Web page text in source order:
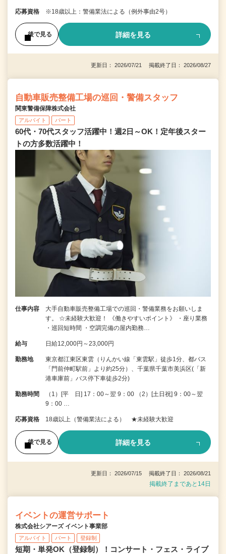
応募資格 ※18歳以上：警備業法による（例外事由2号）
後で見る 詳細を見る
更新日： 2026/07/21 掲載終了日： 2026/08/27
自動車販売整備工場の巡回・警備スタッフ
関東警備保障株式会社
アルバイト パート
60代・70代スタッフ活躍中！週2日～OK！定年後スター
トの方多数活躍中！
仕事内容
大手自動車販売整備工場での巡回・警備業務をお願いしま
す。 ☆未経験大歓迎！ 《働きやすいポイント》 ・座り業務
・巡回短時間 ・空調完備の屋内勤務…
給与 日給12,000円～23,000円
勤務地
東京都江東区東雲（りんかい線「東雲駅」徒歩1分、都バス
「門前仲町駅前」より約25分）、千葉県千葉市美浜区(「新
港車庫前」バス停下車徒歩2分)
勤務時間
（1）[平 日] 17：00～翌 9：00 （2）[土日祝] 9：00～翌
9：00 …
応募資格 18歳以上（警備業法による） ★未経験大歓迎
後で見る 詳細を見る
更新日： 2026/07/15 掲載終了日： 2026/08/21
掲載終了まであと14日
イベントの運営サポート
株式会社シアーズ イベント事業部
アルバイト パート 登録制
短期・単発OK（登録制）！コンサート・フェス・ライブ